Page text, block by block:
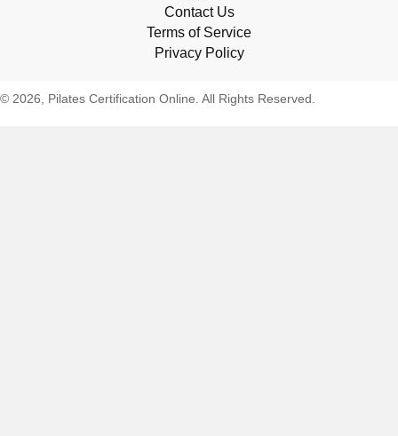
Contact Us
Terms of Service
Privacy Policy
© 2026, Pilates Certification Online. All Rights Reserved.